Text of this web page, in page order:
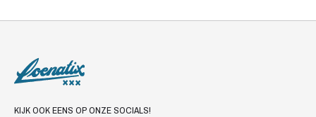
KIJK OOK EENS OP ONZE SOCIALS!